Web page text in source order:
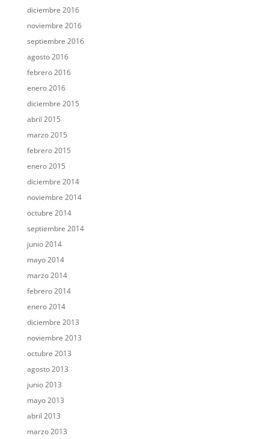
diciembre 2016
noviembre 2016
septiembre 2016
agosto 2016
febrero 2016
enero 2016
diciembre 2015
abril 2015
marzo 2015
febrero 2015
enero 2015
diciembre 2014
noviembre 2014
octubre 2014
septiembre 2014
junio 2014
mayo 2014
marzo 2014
febrero 2014
enero 2014
diciembre 2013
noviembre 2013
octubre 2013
agosto 2013
junio 2013
mayo 2013
abril 2013
marzo 2013